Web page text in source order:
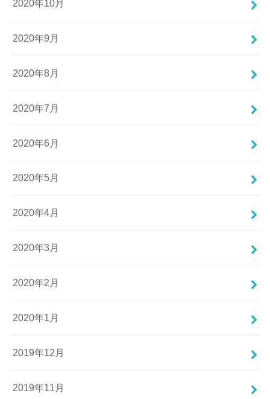
2020年10月
2020年9月
2020年8月
2020年7月
2020年6月
2020年5月
2020年4月
2020年3月
2020年2月
2020年1月
2019年12月
2019年11月